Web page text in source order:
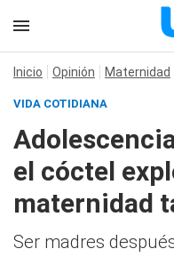
Inicio Opinión Maternidad
VIDA COTIDIANA
el cóctel
maternidad
Ser madres